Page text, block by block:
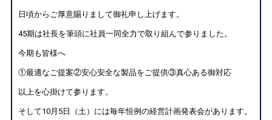
日頃からご厚意賜りまして御礼申し上げます。
45期は社長を筆頭に社員一同全力で取り組んで参りました。
今期も皆様へ
①最適なご提案②安心安全な製品をご提供③真心ある御対応
以上を心掛けて参ります。
そして10月5日（土）には毎年恒例の経営計画発表会があります。